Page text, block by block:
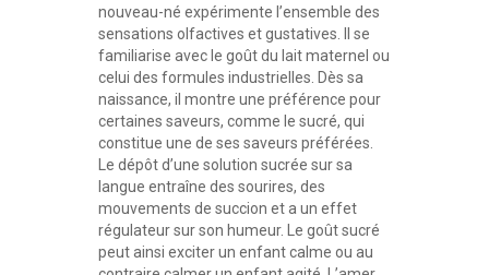
nouveau-né expérimente l’ensemble des
sensations olfactives et gustatives. Il se
familiarise avec le goût du lait maternel ou
celui des formules industrielles. Dès sa
naissance, il montre une préférence pour
certaines saveurs, comme le sucré, qui
constitue une de ses saveurs préférées.
Le dépôt d’une solution sucrée sur sa
langue entraîne des sourires, des
mouvements de succion et a un effet
régulateur sur son humeur. Le goût sucré
peut ainsi exciter un enfant calme ou au